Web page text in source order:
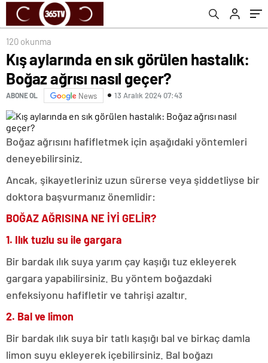
120 okunma
Kış aylarında en sık görülen hastalık:
Boğaz ağrısı nasıl geçer?
ABONE OL News 13 Aralık 2024 07:43
Boğaz ağrısını hafifletmek için aşağıdaki yöntemleri
deneyebilirsiniz.
Ancak, şikayetleriniz uzun sürerse veya şiddetliyse bir
doktora başvurmanız önemlidir:
BOĞAZ AĞRISINA NE İYİ GELİR?
1. Ilık tuzlu su ile gargara
Bir bardak ılık suya yarım çay kaşığı tuz ekleyerek
gargara yapabilirsiniz. Bu yöntem boğazdaki
enfeksiyonu hafifletir ve tahrişi azaltır.
2. Bal ve limon
Bir bardak ılık suya bir tatlı kaşığı bal ve birkaç damla
limon suyu ekleyerek içebilirsiniz. Bal boğazı